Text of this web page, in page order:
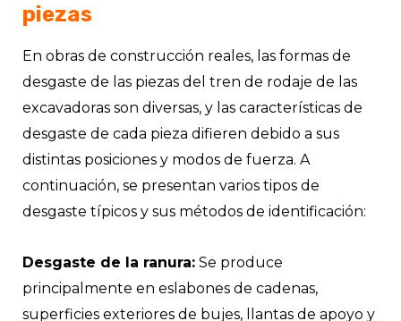
piezas
En obras de construcción reales, las formas de
desgaste de las piezas del tren de rodaje de las
excavadoras son diversas, y las características de
desgaste de cada pieza difieren debido a sus
distintas posiciones y modos de fuerza. A
continuación, se presentan varios tipos de
desgaste típicos y sus métodos de identificación:
Desgaste de la ranura: Se produce
principalmente en eslabones de cadenas,
superficies exteriores de bujes, llantas de apoyo y